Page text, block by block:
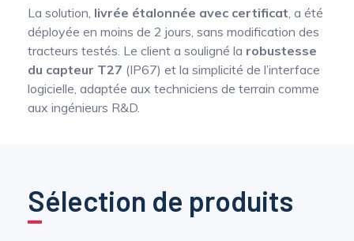
La solution, livrée étalonnée avec certificat, a été
déployée en moins de 2 jours, sans modification des
tracteurs testés. Le client a souligné la robustesse
du capteur T27 (IP67) et la simplicité de l’interface
logicielle, adaptée aux techniciens de terrain comme
aux ingénieurs R&D.
Sélection de produits